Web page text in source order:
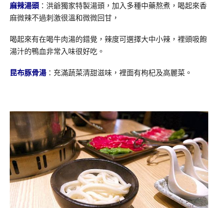
麻辣湯頭 ：洪爺獨家特製湯頭，加入多種中藥熬煮，喝起來香
麻微辣不過刺激很溫和微微回甘，
喝起來有在喝牛肉湯的錯覺，辣度可選擇大中小辣，裡頭吸飽
湯汁的鴨血非常入味很好吃。
昆布豚骨湯 ：充滿蔬菜清甜滋味，裡面有枸杞及高麗菜。